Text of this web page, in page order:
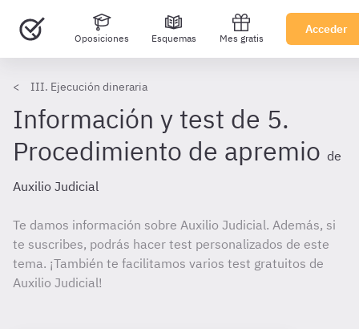
Oposiciones Esquemas Mes gratis
Acceder
III. Ejecución dineraria
Información y test de 5.
Procedimiento de apremio de
Auxilio Judicial
Te damos información sobre Auxilio Judicial. Además, si
te suscribes, podrás hacer test personalizados de este
tema. ¡También te facilitamos varios test gratuitos de
Auxilio Judicial!